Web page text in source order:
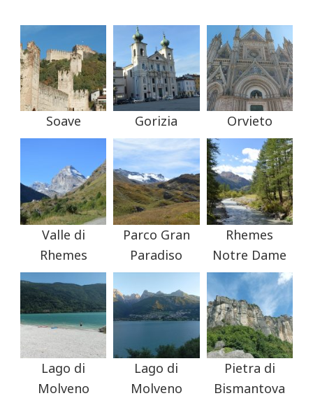
Soave Gorizia Orvieto
Valle di
Rhemes
Parco Gran
Paradiso
Rhemes
Notre Dame
Lago di
Molveno
Lago di
Molveno
Pietra di
Bismantova